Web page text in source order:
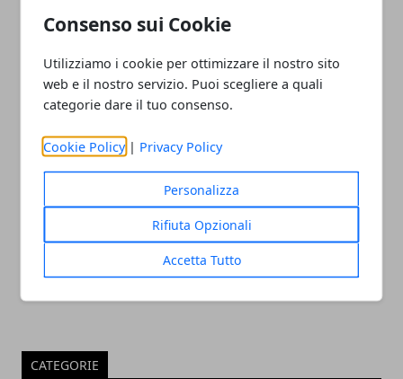
Consenso sui Cookie
Utilizziamo i cookie per ottimizzare il nostro sito
web e il nostro servizio. Puoi scegliere a quali
categorie dare il tuo consenso.
Cookie Policy | Privacy Policy
Personalizza
Rifiuta Opzionali
Accetta Tutto
Olimpiadi 2016: vice console russo
uccide criminale
05/08/2016
CATEGORIE